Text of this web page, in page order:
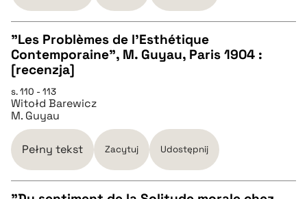
CZYSTY TEKST
pobierz cytat
BIBTEX
"Les Problèmes de l'Esthétique
Contemporaine", M. Guyau, Paris 1904 :
[recenzja]
s. 110 - 113
Witołd Barewicz
M. Guyau
Pełny tekst Zacytuj Udostępnij